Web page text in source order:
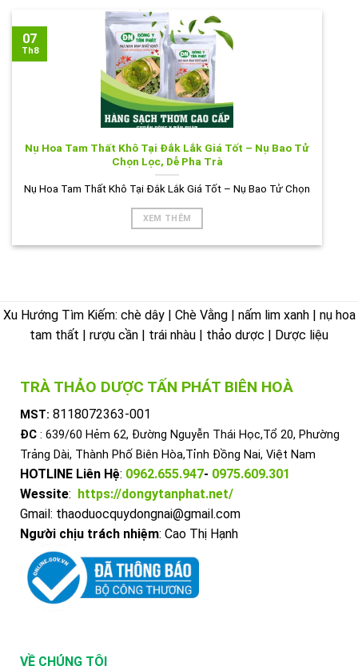
Nụ Hoa Tam Thất Khô Tại Đắk Lắk Giá Tốt – Nụ Bao Tử
Chọn Lọc, Dễ Pha Trà
Nụ Hoa Tam Thất Khô Tại Đắk Lắk Giá Tốt – Nụ Bao Tử Chọn
XEM THÊM
07
Th8
Xu Hướng Tìm Kiếm: chè dây | Chè Vằng | nấm lim xanh | nụ hoa
tam thất | rượu cần | trái nhàu | thảo dược | Dược liệu
TRÀ THẢO DƯỢC TẤN PHÁT BIÊN HOÀ
MST: 8118072363-001
ĐC : 639/60 Hẻm 62, Đường Nguyễn Thái Học,Tổ 20, Phường
Trảng Dài, Thành Phố Biên Hòa,Tỉnh Đồng Nai, Việt Nam
HOTLINE Liên Hệ: 0962.655.947- 0975.609.301
Wessite:
https://dongytanphat.net/
Gmail: thaoduocquydongnai@gmail.com
Người chịu trách nhiệm: Cao Thị Hạnh
VỀ CHÚNG TÔI